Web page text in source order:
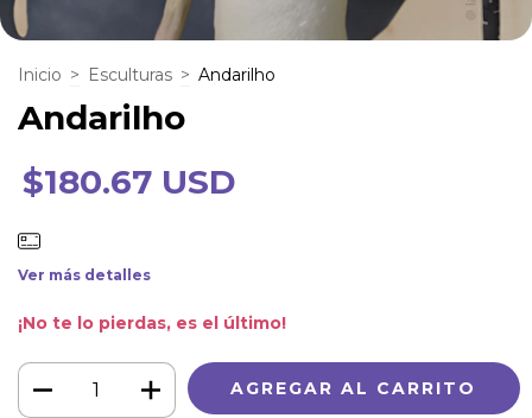
Inicio > Esculturas > Andarilho
Andarilho
$180.67 USD
Ver más detalles
¡No te lo pierdas, es el último!